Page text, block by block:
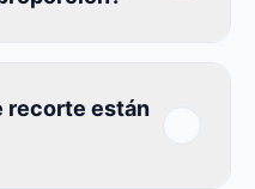
recorte están